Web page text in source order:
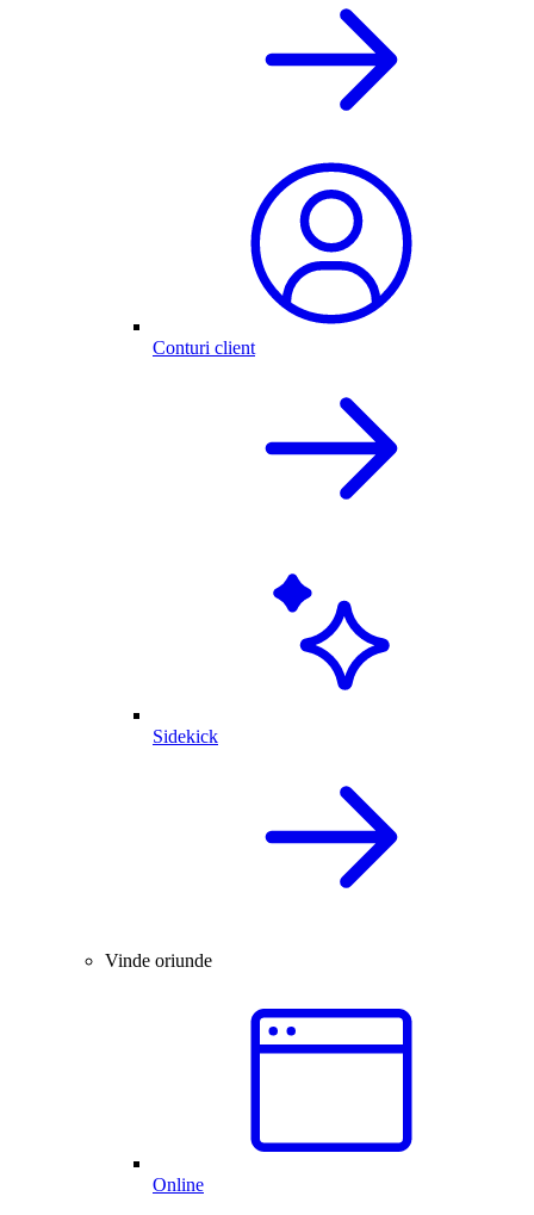
Conturi client
Sidekick
Vinde oriunde
Online